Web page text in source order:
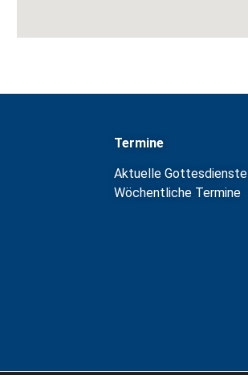
Termine
Aktuelle Gottesdienste
Wöchentliche Termine